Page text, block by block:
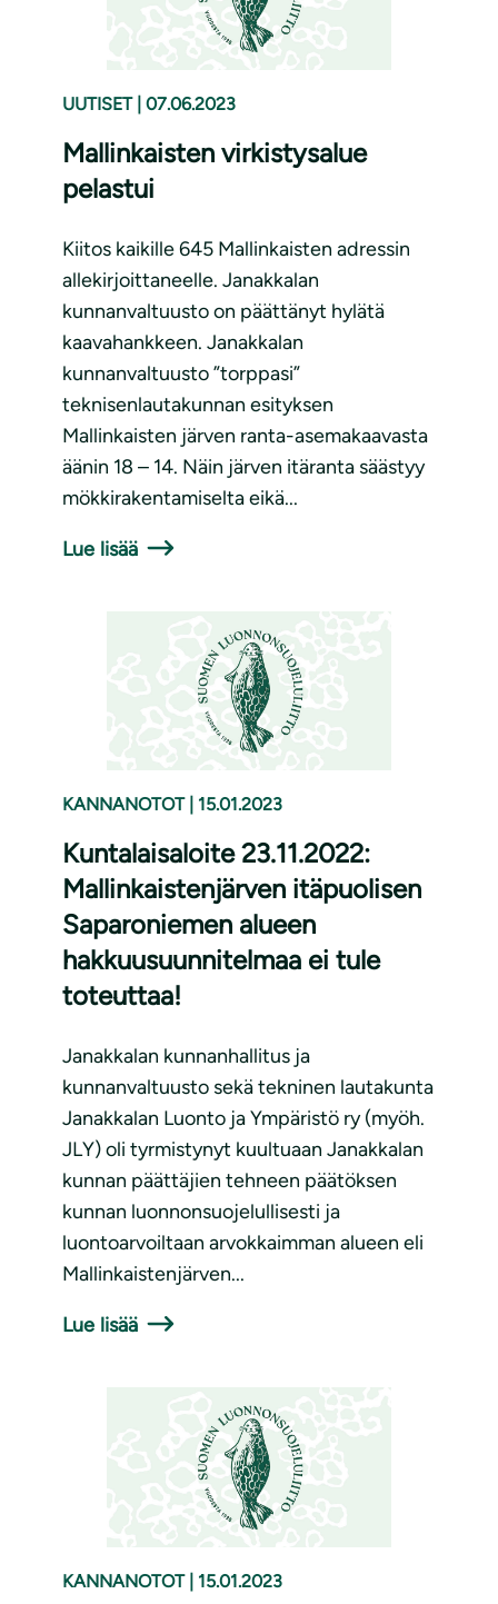
UUTISET 07.06.2023
Mallinkaisten virkistysalue
pelastui
Kiitos kaikille 645 Mallinkaisten adressin
allekirjoittaneelle. Janakkalan
kunnanvaltuusto on päättänyt hylätä
kaavahankkeen. Janakkalan
kunnanvaltuusto ”torppasi”
teknisenlautakunnan esityksen
Mallinkaisten järven ranta-asemakaavasta
äänin 18 – 14. Näin järven itäranta säästyy
mökkirakentamiselta eikä...
Lue lisää
KANNANOTOT 15.01.2023
Kuntalaisaloite 23.11.2022:
Mallinkaistenjärven itäpuolisen
Saparoniemen alueen
hakkuusuunnitelmaa ei tule
toteuttaa!
Janakkalan kunnanhallitus ja
kunnanvaltuusto sekä tekninen lautakunta
Janakkalan Luonto ja Ympäristö ry (myöh.
JLY) oli tyrmistynyt kuultuaan Janakkalan
kunnan päättäjien tehneen päätöksen
kunnan luonnonsuojelullisesti ja
luontoarvoiltaan arvokkaimman alueen eli
Mallinkaistenjärven...
Lue lisää
KANNANOTOT 15.01.2023